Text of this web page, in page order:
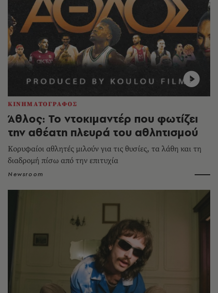
ΚΙΝΗΜΑΤΟΓΡΑΦΟΣ
Άθλος: Το ντοκιμαντέρ που φωτίζει
την αθέατη πλευρά του αθλητισμού
Κορυφαίοι αθλητές μιλούν για τις θυσίες, τα λάθη και τη
διαδρομή πίσω από την επιτυχία
Newsroom